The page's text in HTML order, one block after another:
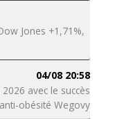
Jones +1,71%,
04/08 20:58
avec le succès
obésité Wegovy